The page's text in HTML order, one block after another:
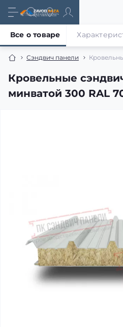
Сэндвич панели
Кровельные
минватой 300 RAL
Все о товаре